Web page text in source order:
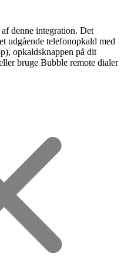
denne integration. Det
udgående telefonopkald med
opkaldsknappen på dit
bruge Bubble remote dialer